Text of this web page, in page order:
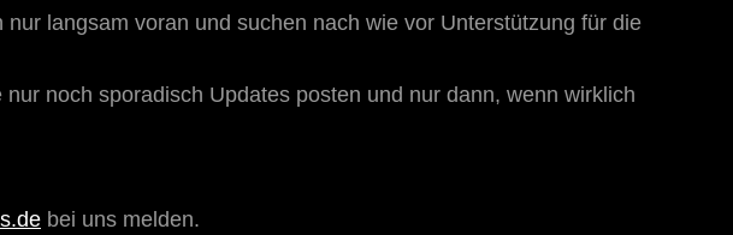
langsam voran und suchen nach wie vor Unterstützung für die
noch sporadisch Updates posten und nur dann, wenn wirklich
bei uns melden.